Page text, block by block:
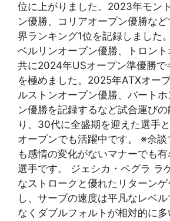
位に上がりました。2023年モン
ン優勝、コリアオープン優勝な
界ランキング1位を記録しました
ベルリンオープン優勝、トロント
共に2024年USオープン準優勝で
を極めました。2025年ATXオー
ルストンオープン優勝、バート
ン優勝を記録するなど試合運び
り、30代に全盛期を迎えた選手
オープンでも活躍中です。 ※余
も感情の変化がないマナーでも
選手です。 ジェシカ・ペグラ ラ
なストロークと優れたリターンゲ
し、サーブの速度は平凡なレベ
なくダブルフォルトが相対的に